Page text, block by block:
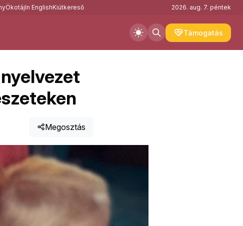
ÖkotájIn EnglishKiútkereső 2026. aug. 7. péntek
Támogatás
Megosztás